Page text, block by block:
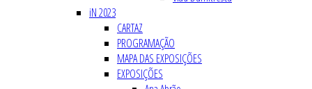
iN 2023
CARTAZ
PROGRAMAÇÃO
MAPA DAS EXPOSIÇÕES
EXPOSIÇÕES